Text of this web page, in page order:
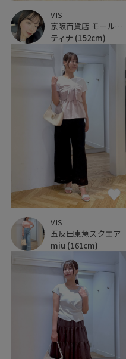
VIS
京阪百貨店 モール京橋店
ティナ (152cm)
VIS
五反田東急スクエア
miu (161cm)